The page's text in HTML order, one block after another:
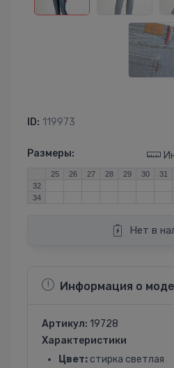
ID: 119973
Размеры:
25 26 27 28 29 30 31
32
34
Нет в
Информация о
Артикул: 19728
Характеристики
Цвет: стирка светлая